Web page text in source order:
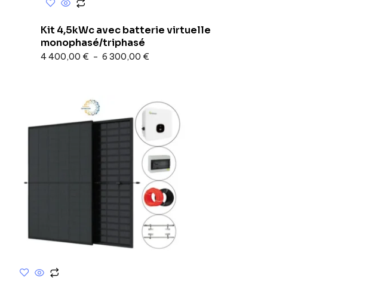
Kit 4,5kWc avec batterie virtuelle
monophasé/triphasé
4 400,00 € – 6 300,00 €